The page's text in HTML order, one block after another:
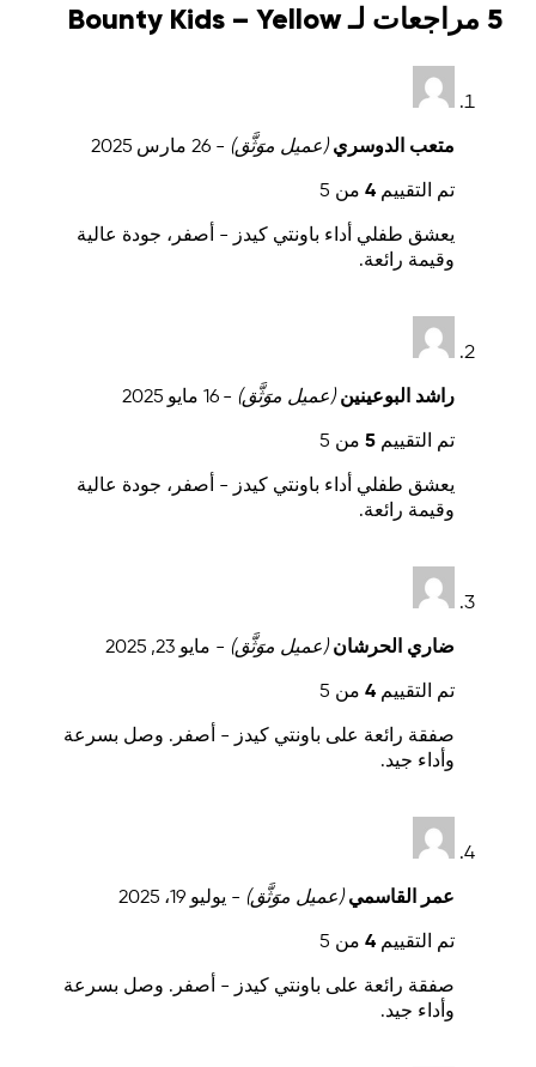
5 مراجعات لـ Bounty Kids – Yellow
متعب الدوسري(عميل موَثَّق) - 26 مارس 2025
تم التقييم 4 من 5
يعشق طفلي أداء باونتي كيدز - أصفر، جودة عالية
وقيمة رائعة.
راشد البوعينين(عميل موَثَّق) - 16 مايو 2025
تم التقييم 5 من 5
يعشق طفلي أداء باونتي كيدز - أصفر، جودة عالية
وقيمة رائعة.
ضاري الحرشان(عميل موَثَّق) - مايو 23, 2025
تم التقييم 4 من 5
صفقة رائعة على باونتي كيدز - أصفر. وصل بسرعة
وأداء جيد.
عمر القاسمي(عميل موَثَّق) - يوليو 19، 2025
تم التقييم 4 من 5
صفقة رائعة على باونتي كيدز - أصفر. وصل بسرعة
وأداء جيد.